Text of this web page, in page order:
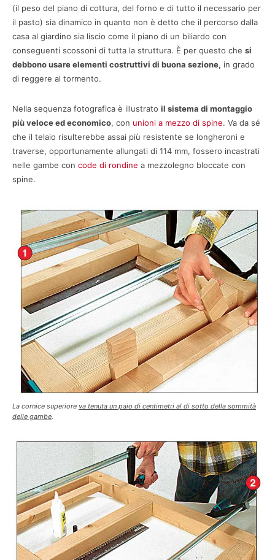
(il peso del piano di cottura, del forno e di tutto il necessario per
il pasto) sia dinamico in quanto non è detto che il percorso dalla
casa al giardino sia liscio come il piano di un biliardo con
conseguenti scossoni di tutta la struttura. È per questo che si
debbono usare elementi costruttivi di buona sezione, in grado
di reggere al tormento.
Nella sequenza fotografica è illustrato il sistema di montaggio
più veloce ed economico, con unioni a mezzo di spine. Va da sé
che il telaio risulterebbe assai più resistente se longheroni e
traverse, opportunamente allungati di 114 mm, fossero incastrati
nelle gambe con code di rondine a mezzolegno bloccate con
spine.
La cornice superiore va tenuta un paio di centimetri al di sotto della sommità
delle gambe.